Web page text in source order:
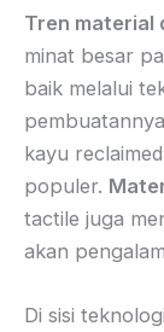
Tren material
minat besar
baik melalui
kayu
populer.
tactile juga
akan
Di sisi